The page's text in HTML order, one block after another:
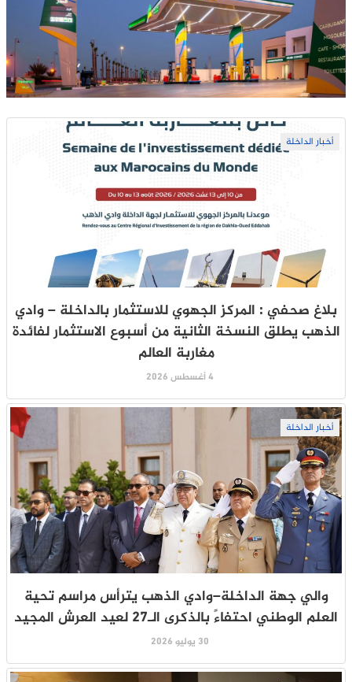
أخبار الداخلة
بلاغ صحفي : المركز الجهوي للاستثمار بالداخلة – وادي
الذهب يطلق النسخة الثانية من أسبوع الاستثمار لفائدة
مغاربة العالم
4 أغسطس 2026
أخبار الداخلة
والي جهة الداخلة–وادي الذهب يترأس مراسم تحية
العلم الوطني احتفاءً بالذكرى الـ27 لعيد العرش المجيد
30 يوليو 2026